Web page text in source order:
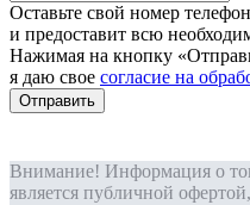
Оставьте свой номер
и предоставит всю
Нажимая на кнопку
я даю свое согласие на
Отправить
Внимание! Информация о
является публичной